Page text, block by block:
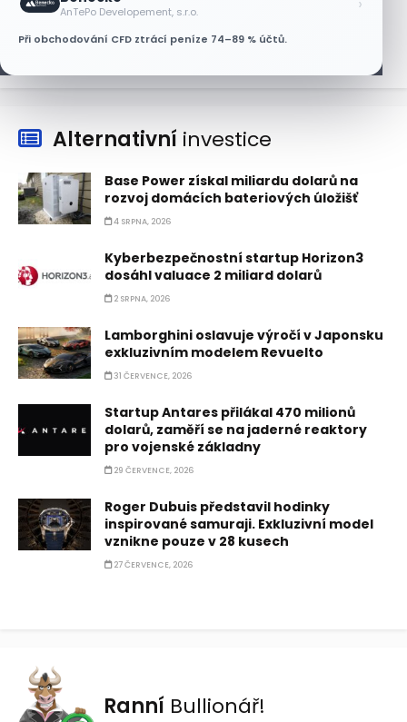
AnTePo Developement, s.r.o.
Při obchodování CFD ztrácí peníze 74–89 % účtů.
Alternativní investice
Base Power získal miliardu dolarů na
rozvoj domácích bateriových úložišť
4 SRPNA, 2026
Kyberbezpečnostní startup Horizon3
dosáhl valuace 2 miliard dolarů
2 SRPNA, 2026
Lamborghini oslavuje výročí v Japonsku
exkluzivním modelem Revuelto
31 ČERVENCE, 2026
Startup Antares přilákal 470 milionů
dolarů, zaměří se na jaderné reaktory
pro vojenské základny
29 ČERVENCE, 2026
Roger Dubuis představil hodinky
inspirované samuraji. Exkluzivní model
vznikne pouze v 28 kusech
27 ČERVENCE, 2026
Ranní Bullionář!